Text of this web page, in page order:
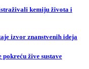
kemiju života i
izvor znanstvenih ideja
žive sustave